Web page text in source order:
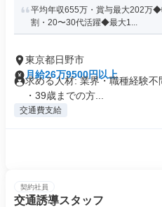
平均年収655万・賞与最大202万
割・20〜30代活躍◆最大1...
東京都日野市
月給26万9500円以上
求める人材: 業界・職種経験
・39歳までの方...
交通費支給
契約社員
交通誘導スタッフ